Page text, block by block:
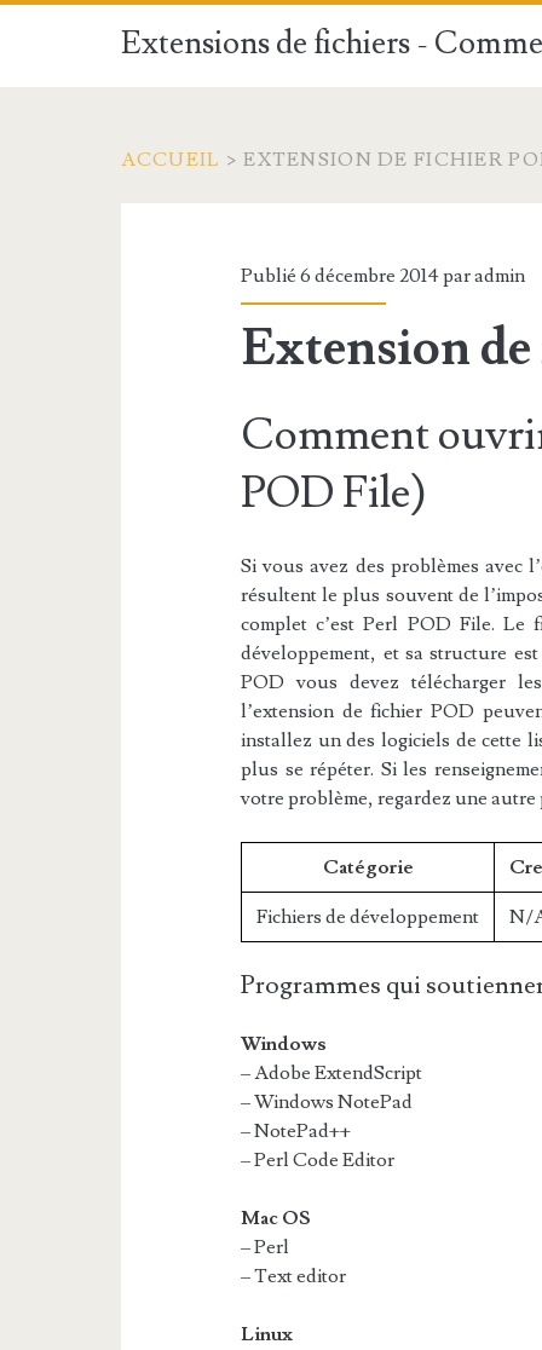
Extensions de fichiers -
ACCUEIL > EXTENSION DE FICHIER
Publié 6 décembre 2014 paradmin
Extension
Comment
POD File)
Si vous avez des problèmes avec
résultent le plus souvent de
complet c’est Perl POD File. Le
développement, et sa structure
POD vous devez télécharger
l’extension de fichier POD
installez un des logiciels de cette
plus se répéter. Si les
votre problème, regardez une autre
Catégorie
Fichiers de développement N/
Programmes qui
Windows
– Adobe ExtendScript
– Windows NotePad
– NotePad++
– Perl Code Editor
Mac OS
– Perl
– Text editor
Linux